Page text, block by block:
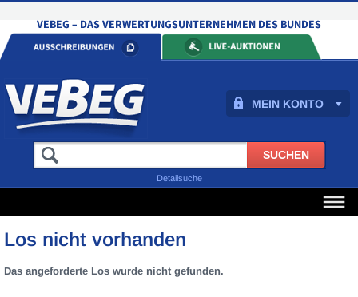
MEIN KONTO
Detailsuche
Los nicht vorhanden
Das angeforderte Los wurde nicht gefunden.